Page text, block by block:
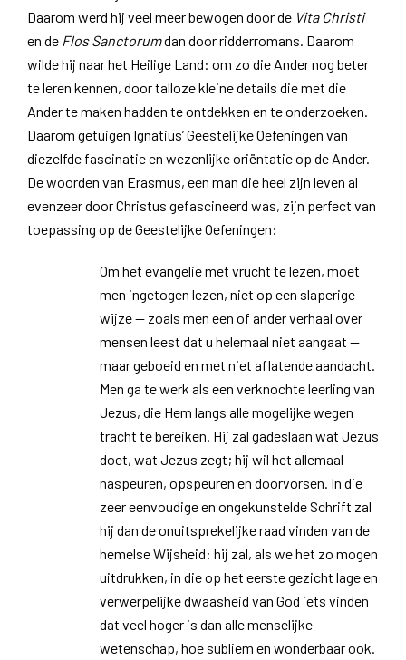
Daarom werd hij veel meer bewogen door de Vita Christi
en de Flos Sanctorumdan door ridderromans. Daarom
wilde hij naar het Heilige Land: om zo die Ander nog beter
te leren kennen, door talloze kleine details die met die
Ander te maken hadden te ontdekken en te onderzoeken.
Daarom getuigen Ignatius’ Geestelijke Oefeningen van
diezelfde fascinatie en wezenlijke oriëntatie op de Ander.
De woorden van Erasmus, een man die heel zijn leven al
evenzeer door Christus gefascineerd was, zijn perfect van
toepassing op de Geestelijke Oefeningen:
Om het evangelie met vrucht te lezen, moet
men ingetogen lezen, niet op een slaperige
wijze — zoals men een of ander verhaal over
mensen leest dat u helemaal niet aangaat —
maar geboeid en met niet aflatende aandacht.
Men ga te werk als een verknochte leerling van
Jezus, die Hem langs alle mogelijke wegen
tracht te bereiken. Hij zal gadeslaan wat Jezus
doet, wat Jezus zegt; hij wil het allemaal
naspeuren, opspeuren en doorvorsen. In die
zeer eenvoudige en ongekunstelde Schrift zal
hij dan de onuitsprekelijke raad vinden van de
hemelse Wijsheid: hij zal, als we het zo mogen
uitdrukken, in die op het eerste gezicht lage en
verwerpelijke dwaasheid van God iets vinden
dat veel hoger is dan alle menselijke
wetenschap, hoe subliem en wonderbaar ook.